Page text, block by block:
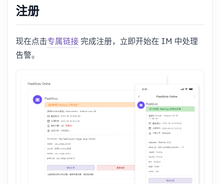
注册
现在点击专属链接完成注册，立即开始在 IM 中处理
告警。